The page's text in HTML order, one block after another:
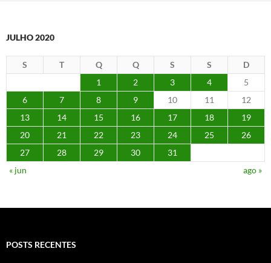
JULHO 2020
S T Q Q S S
D
1
2 3 4
5
6
7 8 9 10 11
12
13
14 15 16 17 18
19
20
21 22 23 24 25
26
27
28 29 30
31
« jun
ago »
POSTS RECENTES